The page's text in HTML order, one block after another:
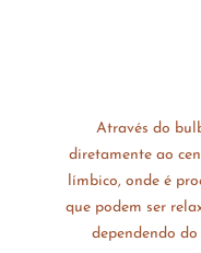
Através do
diretamente ao
límbico, onde é
que podem ser
dependendo